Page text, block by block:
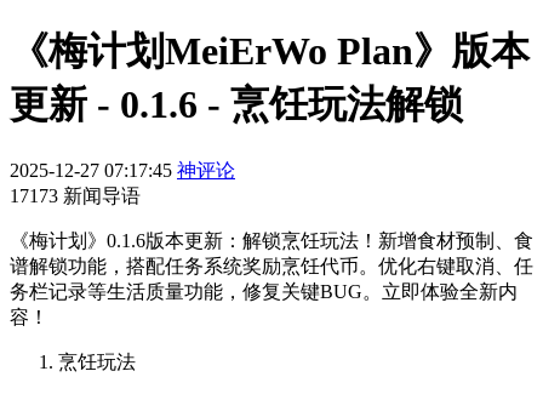
《梅计划MeiErWo Plan》版本
更新 - 0.1.6 - 烹饪玩法解锁
2025-12-27 07:17:45 神评论
17173 新闻导语
《梅计划》0.1.6版本更新：解锁烹饪玩法！新增食材预制、食
谱解锁功能，搭配任务系统奖励烹饪代币。优化右键取消、任
务栏记录等生活质量功能，修复关键BUG。立即体验全新内
容！
烹饪玩法